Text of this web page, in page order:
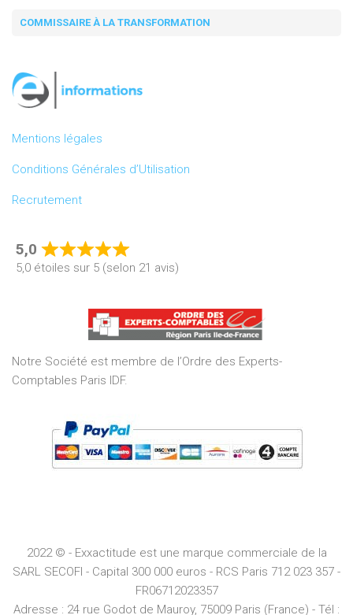
COMMISSAIRE À LA TRANSFORMATION
Mentions légales
Conditions Générales d’Utilisation
Recrutement
5,0
Rated
5,0
of
5
5,0 étoiles sur 5 (selon 21 avis)
Notre Société est membre de l’Ordre des Experts-
Comptables Paris IDF.
2022 © - Exxactitude est une marque commerciale de la
SARL SECOFI - Capital 300 000 euros - RCS Paris 712 023 357 -
FR06712023357
Adresse : 24 rue Godot de Mauroy, 75009 Paris (France) - Tél :